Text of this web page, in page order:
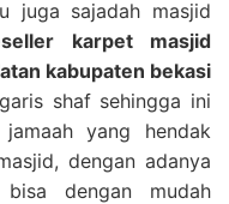
juga sajadah masjid
karpet masjid
kabupaten bekasi
shaf sehingga ini
yang hendak
dengan adanya
dengan mudah